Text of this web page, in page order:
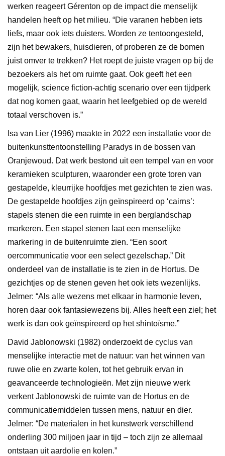
werken reageert Gérenton op de impact die menselijk
handelen heeft op het milieu. “Die varanen hebben iets
liefs, maar ook iets duisters. Worden ze tentoongesteld,
zijn het bewakers, huisdieren, of proberen ze de bomen
juist omver te trekken? Het roept de juiste vragen op bij de
bezoekers als het om ruimte gaat. Ook geeft het een
mogelijk, science fiction-achtig scenario over een tijdperk
dat nog komen gaat, waarin het leefgebied op de wereld
totaal verschoven is.”
Isa van Lier (1996) maakte in 2022 een installatie voor de
buitenkunsttentoonstelling Paradys in de bossen van
Oranjewoud. Dat werk bestond uit een tempel van en voor
keramieken sculpturen, waaronder een grote toren van
gestapelde, kleurrijke hoofdjes met gezichten te zien was.
De gestapelde hoofdjes zijn geïnspireerd op ‘cairns’:
stapels stenen die een ruimte in een berglandschap
markeren. Een stapel stenen laat een menselijke
markering in de buitenruimte zien. “Een soort
oercommunicatie voor een select gezelschap.” Dit
onderdeel van de installatie is te zien in de Hortus. De
gezichtjes op de stenen geven het ook iets wezenlijks.
Jelmer: “Als alle wezens met elkaar in harmonie leven,
horen daar ook fantasiewezens bij. Alles heeft een ziel; het
werk is dan ook geïnspireerd op het shintoïsme.”
David Jablonowski (1982) onderzoekt de cyclus van
menselijke interactie met de natuur: van het winnen van
ruwe olie en zwarte kolen, tot het gebruik ervan in
geavanceerde technologieën. Met zijn nieuwe werk
verkent Jablonowski de ruimte van de Hortus en de
communicatiemiddelen tussen mens, natuur en dier.
Jelmer: “De materialen in het kunstwerk verschillend
onderling 300 miljoen jaar in tijd – toch zijn ze allemaal
ontstaan uit aardolie en kolen.”